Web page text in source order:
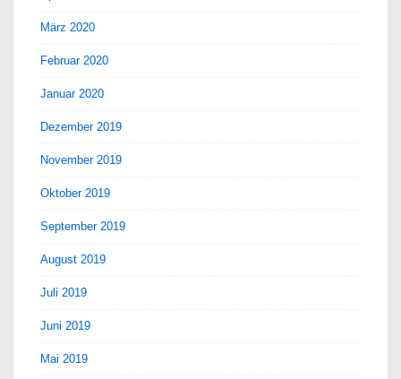
März 2020
Februar 2020
Januar 2020
Dezember 2019
November 2019
Oktober 2019
September 2019
August 2019
Juli 2019
Juni 2019
Mai 2019